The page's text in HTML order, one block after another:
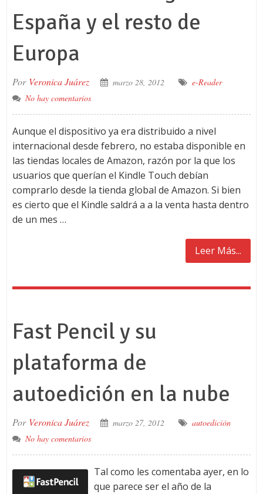
España y el resto de
Europa
Por Veronica Juárez marzo 28, 2012
e-Reader
No hay comentarios
Aunque el dispositivo ya era distribuido a nivel
internacional desde febrero, no estaba disponible en
las tiendas locales de Amazon, razón por la que los
usuarios que querían el Kindle Touch debían
comprarlo desde la tienda global de Amazon. Si bien
es cierto que el Kindle saldrá a a la venta hasta dentro
de un mes …
Leer Más...
Fast Pencil y su
plataforma de
autoedición en la nube
Por Veronica Juárez marzo 27, 2012
autoedición
No hay comentarios
Tal como les comentaba ayer, en lo
que parece ser el año de la